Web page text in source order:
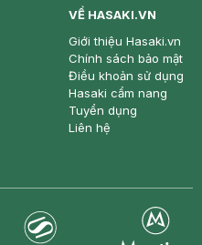
VỀ HASAKI.VN
Giới thiệu Hasaki.vn
Chính sách bảo mật
Điều khoản sử dụng
Hasaki cẩm nang
Tuyển dụng
Liên hệ